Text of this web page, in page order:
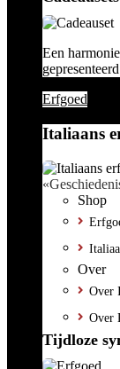
Een
Erfgoed
Italiaans
Shop
Over
Over
Over
Tijdloze